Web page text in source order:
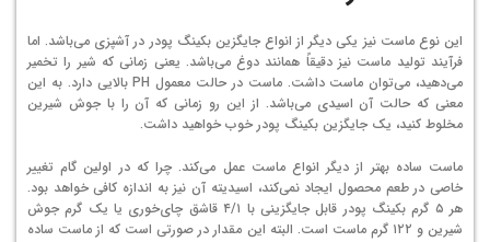
این نوع ماست نیز یکی دیگر از انواع جایگزین بکینگ پودر در آشپزی می‌باشد. اما
فرآیند تولید ماست نیز دقیقاً همانند دوغ می‌باشد. یعنی زمانی که شیر را تخمیر
می‌دهید، می‌توان ماست داشت. ماست در حالت معمول PH بالایی دارد. به این
معنی که حالت آن اسیدی می‌باشد. از این رو زمانی که آن را با جوش شیرین
مخلوط کنید، یک جایگزین بکینگ پودر خوب خواهید داشت.
ماست ساده بهتر از دیگر انواع ماست عمل می‌کند. چرا که در اولین گام تغییر
خاصی در طعم محصول ایجاد نمی‌کند، اسیدیته آن نیز به اندازه کافی خواهد بود.
هر ۵ گرم بکینگ پودر قابل جایگزینی با ۴/۱ قاشق چای‌خوری یا یک گرم جوش
شیرین و ۱۲۲ گرم ماست است. البته این مقدار در صورتی است که از ماست ساده